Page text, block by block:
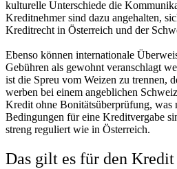
kulturelle Unterschiede die
Kreditnehmer sind dazu angehalten,
Kreditrecht in Österreich und der
Ebenso können internationale
Gebühren als gewohnt veranschlagt
ist die Spreu vom Weizen zu trennen,
werben bei einem angeblichen
Kredit ohne Bonitätsüberprüfung, was
Bedingungen für eine Kreditvergabe
streng reguliert wie in Österreich.
Das gilt es für den Kredit